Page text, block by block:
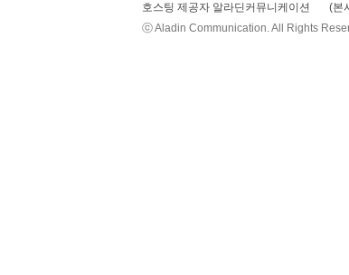
호스팅 제공자 알라딘커뮤니케이션
(본
ⓒ Aladin Communication. All Rights